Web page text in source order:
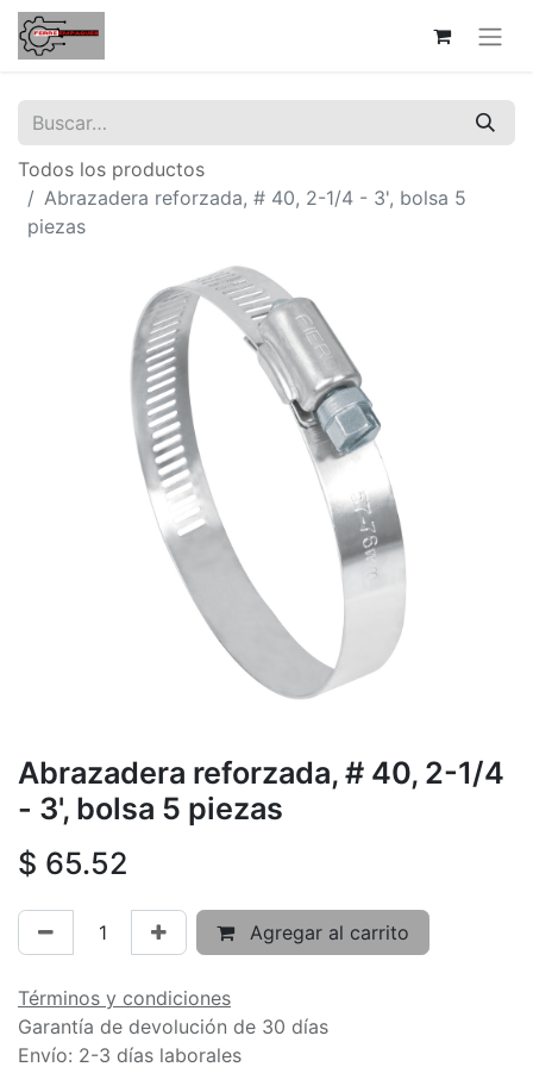
Todos los productos
Abrazadera reforzada, # 40, 2-1/4 - 3', bolsa 5
piezas
Abrazadera reforzada, # 40, 2-1/4
- 3', bolsa 5 piezas
$ 65.52
Agregar al carrito
Términos y condiciones
Garantía de devolución de 30 días
Envío: 2-3 días laborales